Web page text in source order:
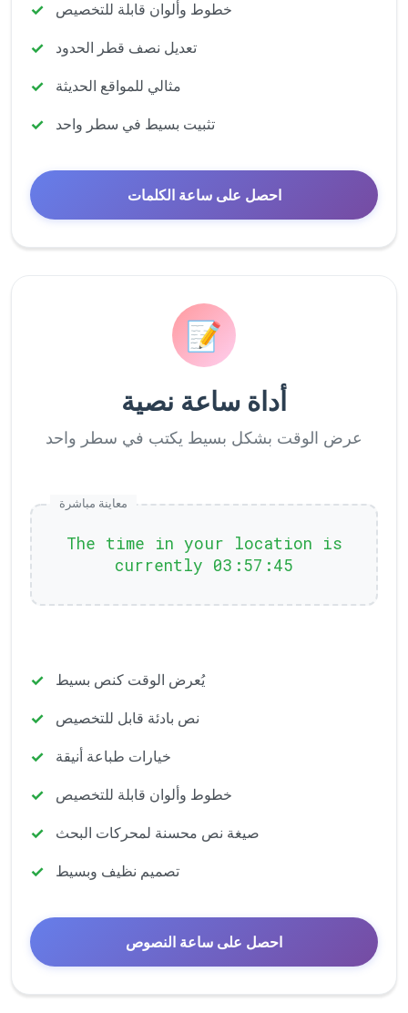
خطوط وألوان قابلة للتخصيص
تعديل نصف قطر الحدود
مثالي للمواقع الحديثة
تثبيت بسيط في سطر واحد
احصل على ساعة الكلمات
📝
أداة ساعة نصية
عرض الوقت بشكل بسيط يكتب في سطر واحد
معاينة مباشرة
The time in your location is
currently 03:57:45
يُعرض الوقت كنص بسيط
نص بادئة قابل للتخصيص
خيارات طباعة أنيقة
خطوط وألوان قابلة للتخصيص
صيغة نص محسنة لمحركات البحث
تصميم نظيف وبسيط
احصل على ساعة النصوص